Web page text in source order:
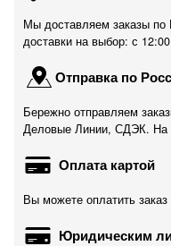
Мы доставляем заказы по
доставки на выбор: с
Отправка по
Бережно отправляем
Деловые Линии, СДЭК. На
Оплата картой
Вы можете оплатить
Юридическим